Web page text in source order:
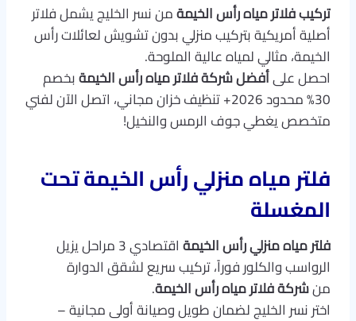
تركيب فلاتر مياه رأس الخيمةمن نسر الخليج يشمل فلاتر
أصلية أمريكية بتركيب منزلي بدون تشويش لعائلات رأس
الخيمة، مثالي لمياه عالية الملوحة.
احصل علىأفضل شركة فلاتر مياه رأس الخيمةبخصم
30% محدود 2026+ تنظيف خزان مجاني، اتصل الآن لفني
متخصص يغطي جوف الرمس والنخيل!
فلتر مياه منزلي رأس الخيمة تحت
المغسلة
فلتر مياه منزلي رأس الخيمة
اقتصادي 3 مراحل يزيل
الرواسب والكلور فوراً، تركيب سريع لشقق الدوارة
منشركة فلاتر مياه رأس الخيمة.
اختر نسر الخليج لضمان طويل وصيانة أولى مجانية –